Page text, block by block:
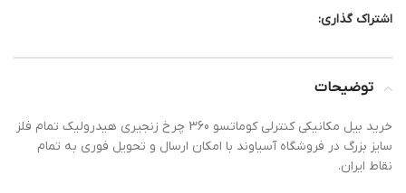
اشتراک گذاری:
توضیحات
خرید بیل مکانیکی کنترلی کوماتسو 360 چرخ زنجیری هیدرولیک تمام فلز
سایز بزرگ در فروشگاه آسیاوند با امکان ارسال و تحویل فوری به تمام
نقاط ایران.